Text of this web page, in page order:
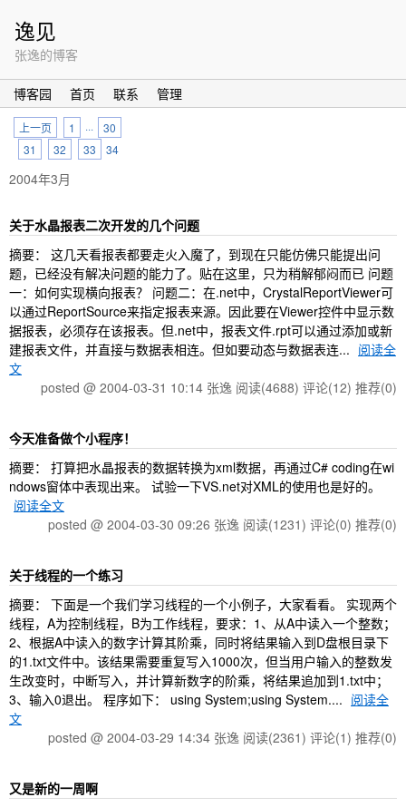
逸见
张逸的博客
博客园 首页 联系 管理
上一页 1 ···
30
31
32 33 34
2004年3月
关于水晶报表二次开发的几个问题
摘要： 这几天看报表都要走火入魔了，到现在只能仿佛只能提出问
题，已经没有解决问题的能力了。贴在这里，只为稍解郁闷而已 问题
一：如何实现横向报表？ 问题二：在.net中，CrystalReportViewer可
以通过ReportSource来指定报表来源。因此要在Viewer控件中显示数
据报表，必须存在该报表。但.net中，报表文件.rpt可以通过添加或新
建报表文件，并直接与数据表相连。但如要动态与数据表连... 阅读全
文
posted @ 2004-03-31 10:14 张逸 阅读(4688) 评论(12) 推荐(0)
今天准备做个小程序！
摘要： 打算把水晶报表的数据转换为xml数据，再通过C# coding在wi
ndows窗体中表现出来。 试验一下VS.net对XML的使用也是好的。
阅读全文
posted @ 2004-03-30 09:26 张逸 阅读(1231) 评论(0) 推荐(0)
关于线程的一个练习
摘要： 下面是一个我们学习线程的一个小例子，大家看看。 实现两个
线程，A为控制线程，B为工作线程，要求：1、从A中读入一个整数；
2、根据A中读入的数字计算其阶乘，同时将结果输入到D盘根目录下
的1.txt文件中。该结果需要重复写入1000次，但当用户输入的整数发
生改变时，中断写入，并计算新数字的阶乘，将结果追加到1.txt中；
3、输入0退出。 程序如下： using System;using System.... 阅读全
文
posted @ 2004-03-29 14:34 张逸 阅读(2361) 评论(1) 推荐(0)
又是新的一周啊